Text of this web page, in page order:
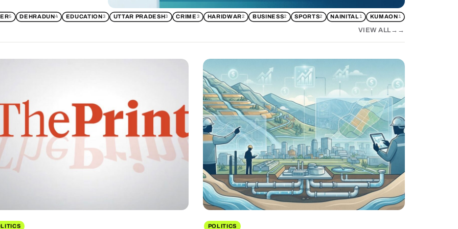
5 DEHRADUN4 EDUCATION3 UTTAR PRADESH3 CRIME 3 HARIDWAR2 BUSINESS2 SPORTS2 NAINITAL 1 KUMAON 1
VIEW ALL →
POLITICS